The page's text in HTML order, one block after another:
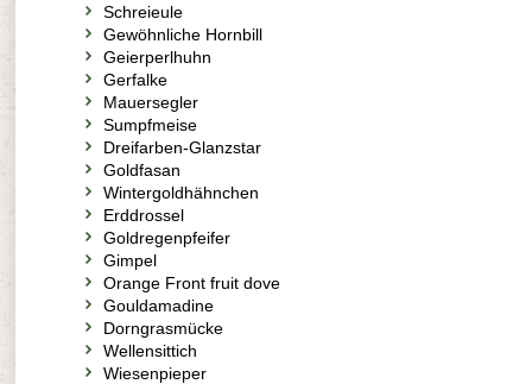
Schreieule
Gewöhnliche Hornbill
Geierperlhuhn
Gerfalke
Mauersegler
Sumpfmeise
Dreifarben-Glanzstar
Goldfasan
Wintergoldhähnchen
Erddrossel
Goldregenpfeifer
Gimpel
Orange Front fruit dove
Gouldamadine
Dorngrasmücke
Wellensittich
Wiesenpieper